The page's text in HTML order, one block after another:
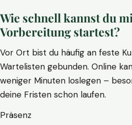
Wie schnell kannst du
Vorbereitung startest?
Vor Ort bist du häufig an feste
Wartelisten gebunden. Online
weniger Minuten loslegen –
deine Fristen schon laufen.
Präsenz